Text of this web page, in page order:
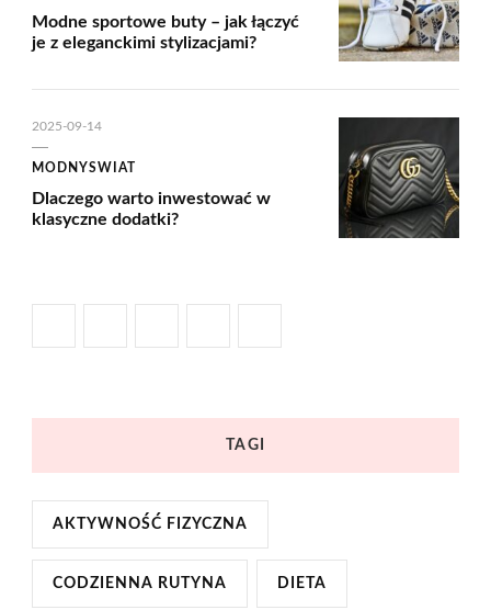
Modne sportowe buty – jak łączyć
je z eleganckimi stylizacjami?
2025-09-14
MODNYSWIAT
Dlaczego warto inwestować w
klasyczne dodatki?
TAGI
AKTYWNOŚĆ FIZYCZNA
CODZIENNA RUTYNA DIETA